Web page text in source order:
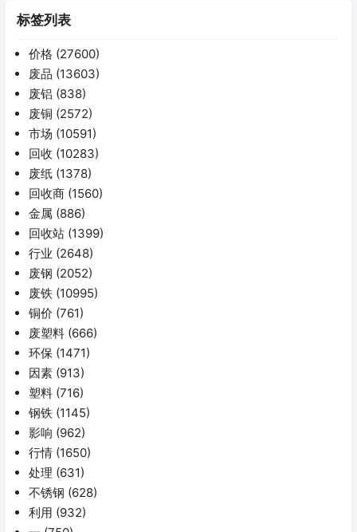
标签列表
价格 (27600)
废品 (13603)
废铝 (838)
废铜 (2572)
市场 (10591)
回收 (10283)
废纸 (1378)
回收商 (1560)
金属 (886)
回收站 (1399)
行业 (2648)
废钢 (2052)
废铁 (10995)
铜价 (761)
废塑料 (666)
环保 (1471)
因素 (913)
塑料 (716)
钢铁 (1145)
影响 (962)
行情 (1650)
处理 (631)
不锈钢 (628)
利用 (932)